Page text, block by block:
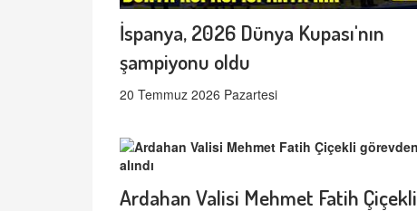
İspanya, 2026 Dünya Kupası'nın
şampiyonu oldu
20 Temmuz 2026 Pazartesi
Ardahan Valisi Mehmet Fatih Çiçekli